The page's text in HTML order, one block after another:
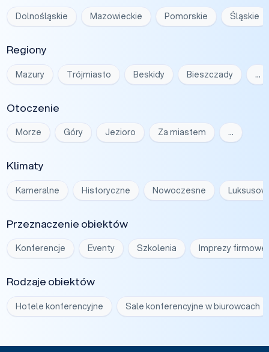
Dolnośląskie Mazowieckie Pomorskie Śląskie
Regiony
Mazury Trójmiasto Beskidy Bieszczady …
Otoczenie
Morze Góry Jezioro Za miastem …
Klimaty
Kameralne Historyczne Nowoczesne
Przeznaczenie obiektów
Konferencje Eventy Szkolenia Imprezy firmowe
Rodzaje obiektów
Hotele konferencyjne Sale konferencyjne w biurowcach